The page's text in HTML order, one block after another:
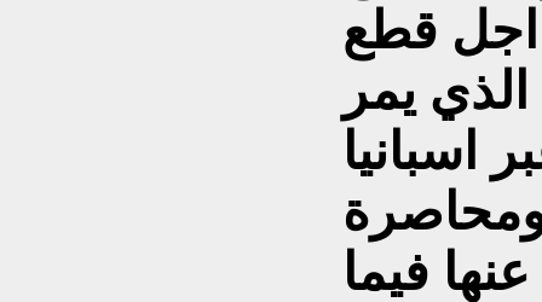
اجل قطع
يمر
اسبانيا
ومحاصرة
فيما